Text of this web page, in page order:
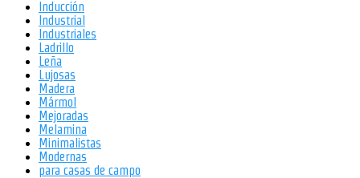
Inducción
Industrial
Industriales
Ladrillo
Leña
Lujosas
Madera
Mármol
Mejoradas
Melamina
Minimalistas
Modernas
para casas de campo